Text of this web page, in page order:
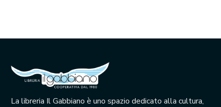
La libreria Il Gabbiano è uno spazio dedicato alla cultura,